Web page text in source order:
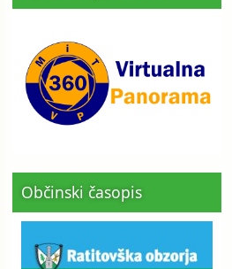
Občinski časopis